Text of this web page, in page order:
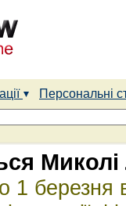
Персональні
Миколі
1 березня